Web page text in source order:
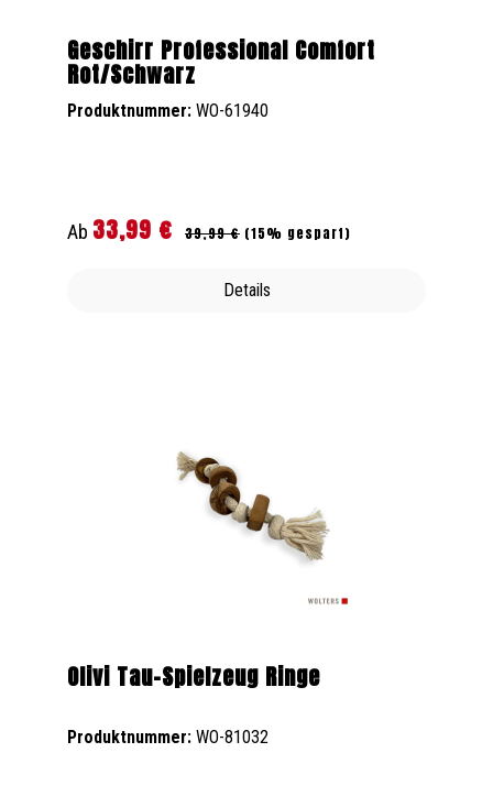
Geschirr Professional Comfort
Rot/Schwarz
Produktnummer: WO-61940
Verkaufspreis:
Ab 33,99 € Regulärer Preis:
39,99 € (15% gespart)
Details
Olivi Tau-Spielzeug Ringe
Produktnummer: WO-81032